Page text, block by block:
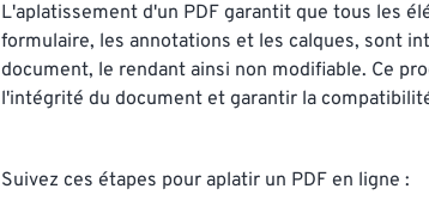
L'aplatissement d'un PDF garantit que tous les
formulaire, les annotations et les calques, sont
document, le rendant ainsi non modifiable. Ce
l'intégrité du document et garantir la
Suivez ces étapes pour aplatir un PDF en ligne :